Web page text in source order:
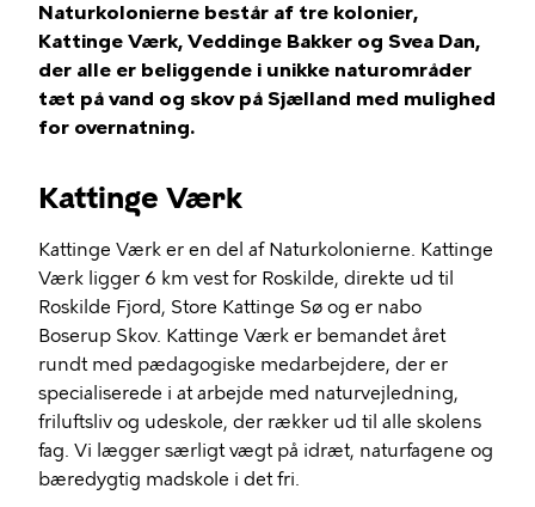
Naturkolonierne består af tre kolonier,
Kattinge Værk, Veddinge Bakker og Svea Dan,
der alle er beliggende i unikke naturområder
tæt på vand og skov på Sjælland med mulighed
for overnatning.
Kattinge Værk
Kattinge Værk er en del af Naturkolonierne. Kattinge
Værk ligger 6 km vest for Roskilde, direkte ud til
Roskilde Fjord, Store Kattinge Sø og er nabo
Boserup Skov. Kattinge Værk er bemandet året
rundt med pædagogiske medarbejdere, der er
specialiserede i at arbejde med naturvejledning,
friluftsliv og udeskole, der rækker ud til alle skolens
fag. Vi lægger særligt vægt på idræt, naturfagene og
bæredygtig madskole i det fri.